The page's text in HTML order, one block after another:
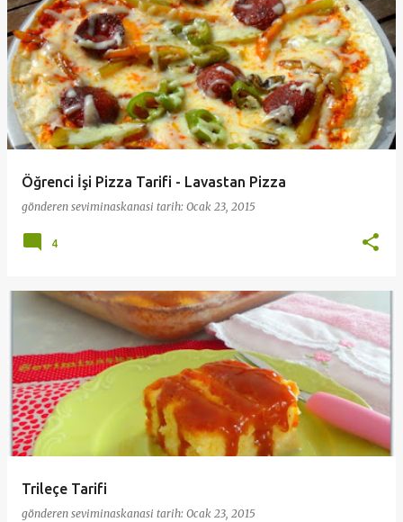
Öğrenci İşi Pizza Tarifi - Lavastan Pizza
gönderen seviminaskanasi tarih: Ocak 23, 2015
4
Trileçe Tarifi
gönderen seviminaskanasi tarih: Ocak 23, 2015